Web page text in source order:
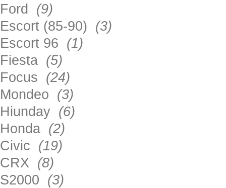
Ford (9)
Escort (85-90) (3)
Escort 96 (1)
Fiesta (5)
Focus (24)
Mondeo (3)
Hiunday (6)
Honda (2)
Civic (19)
CRX (8)
S2000 (3)